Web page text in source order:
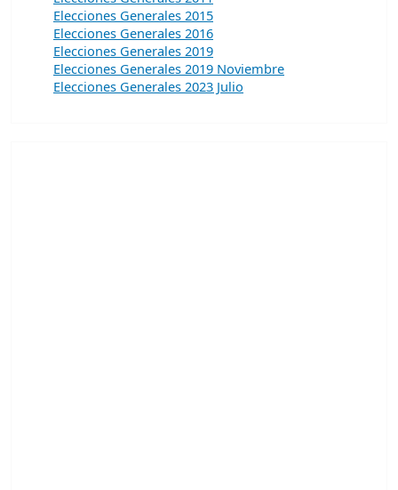
Elecciones Generales 2015
Elecciones Generales 2016
Elecciones Generales 2019
Elecciones Generales 2019 Noviembre
Elecciones Generales 2023 Julio